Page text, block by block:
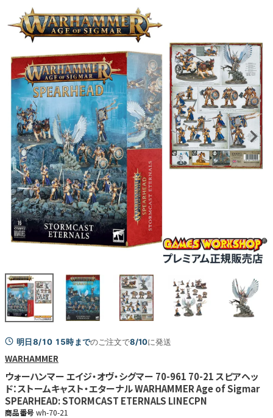
明日8/10 15時までのご注文で8/10に発送
WARHAMMER
ウォーハンマー エイジ・オヴ・シグマー 70-961 70-21 スピアヘッ
ド：ストームキャスト・エターナル WARHAMMER Age of Sigmar
SPEARHEAD: STORMCAST ETERNALS LINECPN
商品番号 wh-70-21